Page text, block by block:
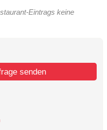
Eintrags keine
senden